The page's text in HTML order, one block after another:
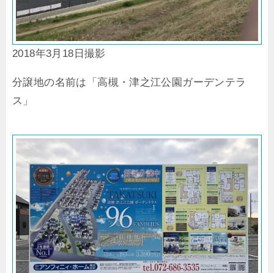
2018年3月18日撮影
分譲地の名前は「高槻・津之江公園ガーデンテラ
ス」